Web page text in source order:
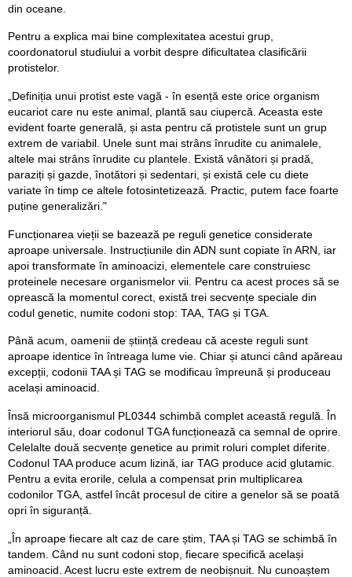
din oceane.
Pentru a explica mai bine complexitatea acestui grup,
coordonatorul studiului a vorbit despre dificultatea clasificării
protistelor.
„Definiția unui protist este vagă - în esență este orice organism
eucariot care nu este animal, plantă sau ciupercă. Aceasta este
evident foarte generală, și asta pentru că protistele sunt un grup
extrem de variabil. Unele sunt mai strâns înrudite cu animalele,
altele mai strâns înrudite cu plantele. Există vânători și pradă,
paraziți și gazde, înotători și sedentari, și există cele cu diete
variate în timp ce altele fotosintetizează. Practic, putem face foarte
puține generalizări."
Funcționarea vieții se bazează pe reguli genetice considerate
aproape universale. Instrucțiunile din ADN sunt copiate în ARN, iar
apoi transformate în aminoacizi, elementele care construiesc
proteinele necesare organismelor vii. Pentru ca acest proces să se
oprească la momentul corect, există trei secvențe speciale din
codul genetic, numite codoni stop: TAA, TAG și TGA.
Până acum, oamenii de știință credeau că aceste reguli sunt
aproape identice în întreaga lume vie. Chiar și atunci când apăreau
excepții, codonii TAA și TAG se modificau împreună și produceau
același aminoacid.
Însă microorganismul PL0344 schimbă complet această regulă. În
interiorul său, doar codonul TGA funcționează ca semnal de oprire.
Celelalte două secvențe genetice au primit roluri complet diferite.
Codonul TAA produce acum lizină, iar TAG produce acid glutamic.
Pentru a evita erorile, celula a compensat prin multiplicarea
codonilor TGA, astfel încât procesul de citire a genelor să se poată
opri în siguranță.
„În aproape fiecare alt caz de care știm, TAA și TAG se schimbă în
tandem. Când nu sunt codoni stop, fiecare specifică același
aminoacid. Acest lucru este extrem de neobișnuit. Nu cunoaștem